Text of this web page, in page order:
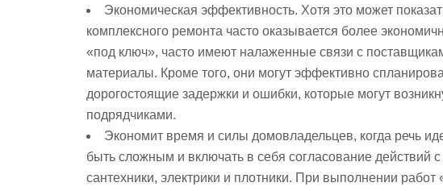
Экономическая эффективность. Хотя это может
комплексного ремонта часто оказывается более
«под ключ», часто имеют налаженные связи с
материалы. Кроме того, они могут эффективно
дорогостоящие задержки и ошибки, которые могут
подрядчиками.
Экономит время и силы домовладельцев, когда речь
быть сложным и включать в себя согласование действий
сантехники, электрики и плотники. При выполнении